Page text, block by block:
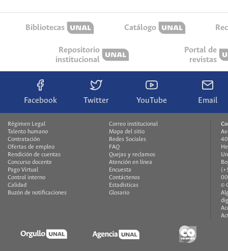
Bibliotecas Catálogo
Repositorio
institucional
Portal de
revistas
Facebook Twitter YouTube Email
Régimen Legal
Talento humano
Contratación
Ofertas de empleo
Rendición de cuentas
Concurso docente
Pago Virtual
Control interno
Calidad
Buzón de notificaciones
Correo institucional
Mapa del sitio
Redes Sociales
FAQ
Quejas y reclamos
Atención en línea
Encuesta
Contáctenos
Estadísticas
Glosario
©